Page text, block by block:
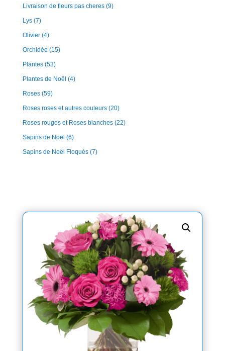
Livraison de fleurs pas cheres (9)
Lys (7)
Olivier (4)
Orchidée (15)
Plantes (53)
Plantes de Noël (4)
Roses (59)
Roses roses et autres couleurs (20)
Roses rouges et Roses blanches (22)
Sapins de Noël (6)
Sapins de Noël Floqués (7)